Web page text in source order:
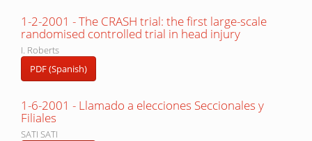
1-2-2001 - The CRASH trial: the first large-scale
randomised controlled trial in head injury
I. Roberts
PDF (Spanish)
1-6-2001 - Llamado a elecciones Seccionales y
Filiales
SATI SATI